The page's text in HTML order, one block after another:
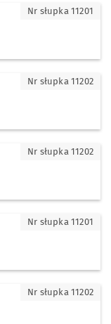
Nr słupka 11201
Nr słupka 11202
Nr słupka 11202
Nr słupka 11201
Nr słupka 11202